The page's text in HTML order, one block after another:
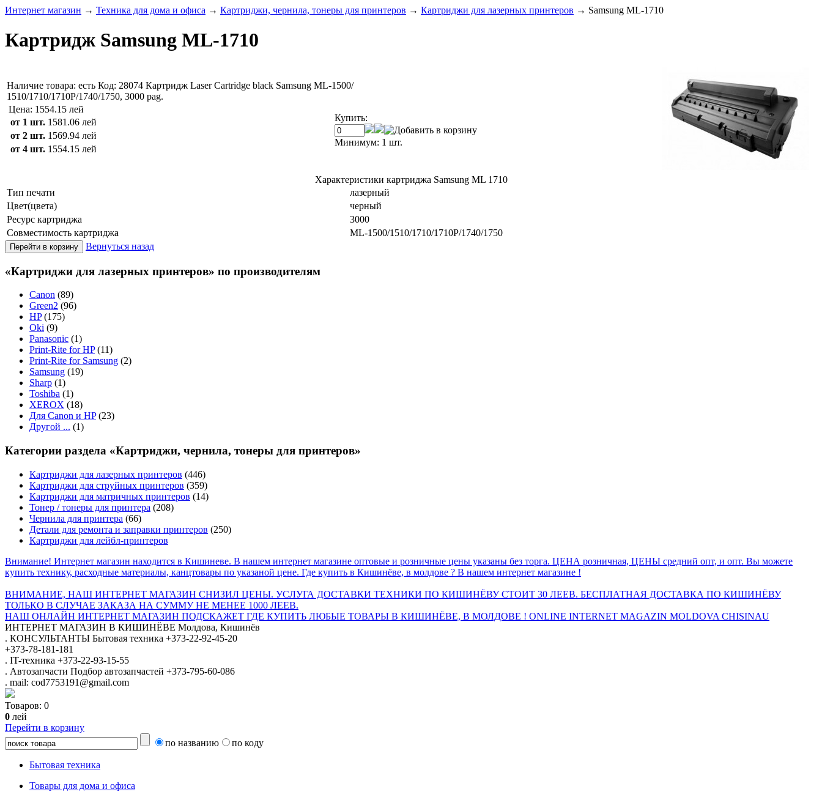
Интернет магазин → Техника для дома и офиса → Картриджи, чернила, тонеры для принтеров → Картриджи для лазерных принтеров → Samsung ML-1710
Картридж Samsung ML-1710
Наличие товара: есть Код: 28074 Картридж Laser Cartridge black Samsung ML-1500/
1510/1710/1710P/1740/1750, 3000 pag.
Цена: 1554.15 лей
от 1 шт. 1581.06 лей
от 2 шт. 1569.94 лей
от 4 шт. 1554.15 лей
Купить:
Минимум: 1 шт.
Характеристики картриджа Samsung ML 1710
Тип печати
лазерный
Цвет(цвета)
черный
Ресурс картриджа
3000
Совместимость картриджа
ML-1500/1510/1710/1710P/1740/1750
Вернуться назад
«Картриджи для лазерных принтеров» по производителям
Canon (89)
Green2 (96)
HP(175)
Oki (9)
Panasonic (1)
Print-Rite for HP(11)
Print-Rite for Samsung (2)
Samsung (19)
Sharp (1)
Toshiba (1)
XEROX (18)
Для Canon и HP(23)
Другой ... (1)
Категории раздела «Картриджи, чернила, тонеры для принтеров»
Картриджи для лазерных принтеров (446)
Картриджи для струйных принтеров (359)
Картриджи для матричных принтеров (14)
Тонер / тонеры для принтера (208)
Чернила для принтера (66)
Детали для ремонта и заправки принтеров (250)
Картриджи для лейбл-принтеров
Внимание! Интернет магазин находится в Кишиневе. В нашем интернет магазине оптовые и розничные цены указаны без торга. ЦЕНА розничная, ЦЕНЫ средний опт, и опт. Вы можете
купить технику, расходные материалы, канцтовары по указаной цене. Где купить в Кишинёве, в молдове ? В нашем интернет магазине !
ВНИМАНИЕ, НАШ ИНТЕРНЕТ МАГАЗИН СНИЗИЛ ЦЕНЫ. УСЛУГА ДОСТАВКИ ТЕХНИКИ ПО КИШИНЁВУ СТОИТ 30 ЛЕЕВ. БЕСПЛАТНАЯ ДОСТАВКА ПО КИШИНЁВУ
ТОЛЬКО В СЛУЧАЕ ЗАКАЗА НА СУММУ НЕ МЕНЕЕ 1000 ЛЕЕВ.
НАШ ОНЛАЙН ИНТЕРНЕТ МАГАЗИН ПОДСКАЖЕТ ГДЕ КУПИТЬ ЛЮБЫЕ ТОВАРЫ В КИШИНЁВЕ, В МОЛДОВЕ ! ONLINE INTERNET MAGAZIN MOLDOVA CHISINAU
ИНТЕРНЕТ МАГАЗИН В КИШИНЁВЕ Молдова, Кишинёв
. КОНСУЛЬТАНТЫ Бытовая техника +373-22-92-45-20
+373-78-181-181
. IT-техника +373-22-93-15-55
. Автозапчасти Подбор автозапчастей +373-795-60-086
. mail: cod7753191@gmail.com
Товаров: 0
0 лей
Перейти в корзину
по названию
по коду
Бытовая техника
Товары для дома и офиса